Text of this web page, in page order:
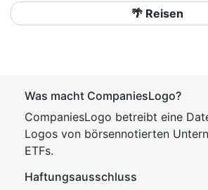
🌴 Reisen
Was macht CompaniesLogo?
CompaniesLogo betreibt eine
Logos von börsennotierten
ETFs.
Haftungsausschluss